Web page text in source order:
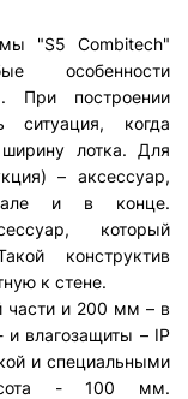
"S5 Combitech"
особенности
При построении
ситуация, когда
лотка. Для
– аксессуар,
и в конце.
который
конструктив
к стене.
части и 200 мм – в
влагозащиты – IP
и специальными
- 100 мм.